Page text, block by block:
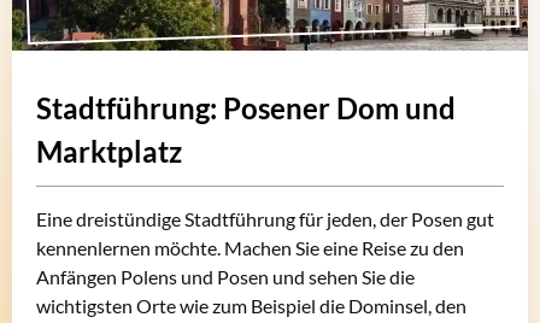
Stadtführung: Posener Dom und
Marktplatz
Eine dreistündige Stadtführung für jeden, der Posen gut
kennenlernen möchte. Machen Sie eine Reise zu den
Anfängen Polens und Posen und sehen Sie die
wichtigsten Orte wie zum Beispiel die Dominsel, den